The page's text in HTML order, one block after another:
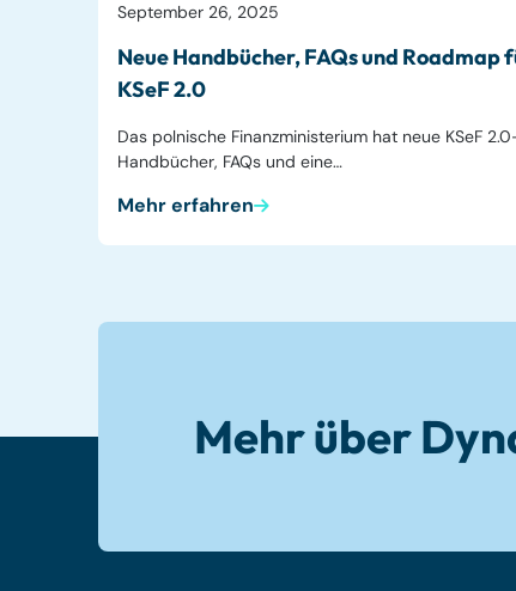
September 26, 2025
Neue Handbücher, FAQs und Roadmap
KSeF 2.0
Das polnische Finanzministerium hat neue KSeF
Handbücher, FAQs und eine…
Mehr erfahren
Mehr über